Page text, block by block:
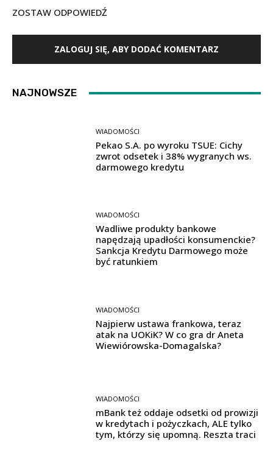
ZOSTAW ODPOWIEDŹ
ZALOGUJ SIĘ, ABY DODAĆ KOMENTARZ
NAJNOWSZE
WIADOMOŚCI
Pekao S.A. po wyroku TSUE: Cichy
zwrot odsetek i 38% wygranych ws.
darmowego kredytu
WIADOMOŚCI
Wadliwe produkty bankowe
napędzają upadłości konsumenckie?
Sankcja Kredytu Darmowego może
być ratunkiem
WIADOMOŚCI
Najpierw ustawa frankowa, teraz
atak na UOKiK? W co gra dr Aneta
Wiewiórowska-Domagalska?
WIADOMOŚCI
mBank też oddaje odsetki od prowizji
w kredytach i pożyczkach, ALE tylko
tym, którzy się upomną. Reszta traci